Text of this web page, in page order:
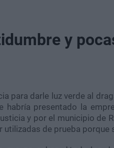
y
para darle luz verde al
habría presentado la
y por el municipio de
utilizadas de prueba porque